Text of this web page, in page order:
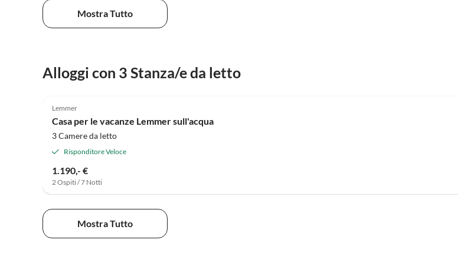
Mostra Tutto
Alloggi con 3 Stanza/e da letto
Lemmer
Casa per le vacanze Lemmer sull'acqua
3 Camere da letto
Risponditore Veloce
1.190,- €
2 Ospiti / 7 Notti
Mostra Tutto